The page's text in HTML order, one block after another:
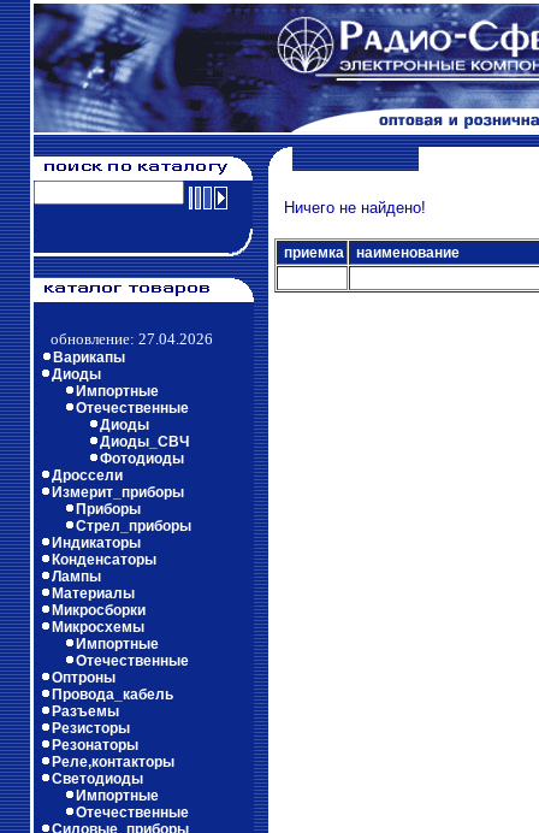
обновление: 27.04.2026
Варикапы
Диоды
Импортные
Отечественные
Диоды
Диоды_СВЧ
Фотодиоды
Дроссели
Измерит_приборы
Приборы
Стрел_приборы
Индикаторы
Конденсаторы
Лампы
Материалы
Микросборки
Микросхемы
Импортные
Отечественные
Оптроны
Провода_кабель
Разъемы
Резисторы
Резонаторы
Реле,контакторы
Светодиоды
Импортные
Отечественные
Силовые_приборы
Ничего не найдено!
приемка наименование